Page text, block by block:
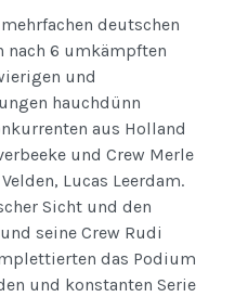
deutschen
nach 6 umkämpften
und
hauchdünn
aus Holland
und Crew Merle
Lucas Leerdam.
Sicht und den
seine Crew Rudi
das Podium
und konstanten Serie